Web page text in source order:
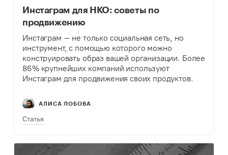
Инстаграм для НКО: советы по
продвижению
Инстаграм – не только социальная сеть, но
инструмент, с помощью которого можно
конструировать образ вашей организации. Более
86% крупнейших компаний используют
Инстаграм для продвижения своих продуктов.
работать с этой социальной сетью.
АЛИСА ЛОБОВА
Статья